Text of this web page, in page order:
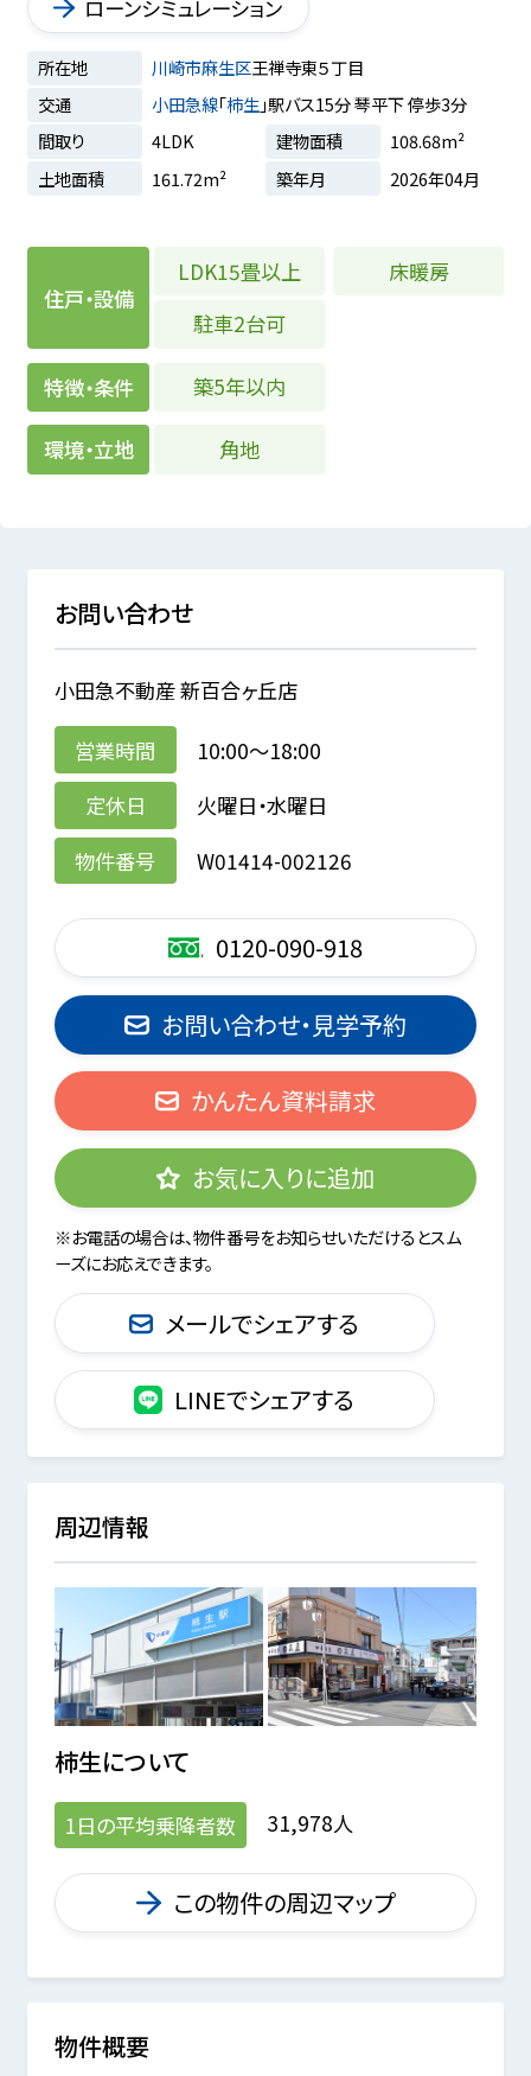
ローンシミュレーション
所在地 川崎市麻生区王禅寺東５丁目
交通
小田急線「柿生」駅バス15分 琴平下 停歩3分
間取り
4LDK 建物面積
108.68m²
土地面積
161.72m² 築年月 2026年04月
住戸・設備
LDK15畳以上
床暖房
駐車2台可
特徴・条件 築5年以内
環境・立地 角地
お問い合わせ
小田急不動産 新百合ヶ丘店
営業時間
10:00～18:00
定休日
火曜日・水曜日
物件番号
W01414-002126
0120-090-918
お問い合わせ・見学予約
かんたん資料請求
お気に入りに追加
※お電話の場合は、物件番号をお知らせいただけるとスム
ーズにお応えできます。
メールでシェアする
LINEでシェアする
周辺情報
柿生について
1日の平均乗降者数 31,978人
この物件の周辺マップ
物件概要